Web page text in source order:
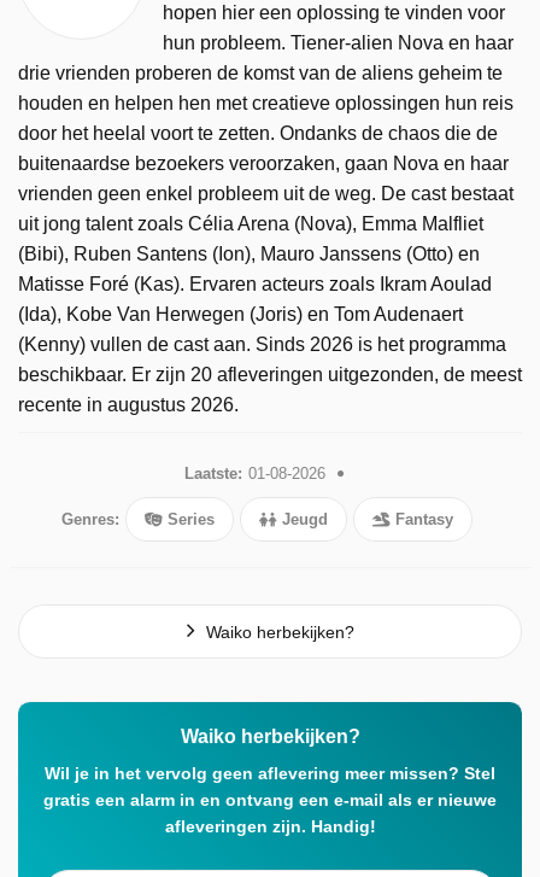
hopen hier een oplossing te vinden voor
hun probleem. Tiener-alien Nova en haar
drie vrienden proberen de komst van de aliens geheim te
houden en helpen hen met creatieve oplossingen hun reis
door het heelal voort te zetten. Ondanks de chaos die de
buitenaardse bezoekers veroorzaken, gaan Nova en haar
vrienden geen enkel probleem uit de weg. De cast bestaat
uit jong talent zoals Célia Arena (Nova), Emma Malfliet
(Bibi), Ruben Santens (Ion), Mauro Janssens (Otto) en
Matisse Foré (Kas). Ervaren acteurs zoals Ikram Aoulad
(Ida), Kobe Van Herwegen (Joris) en Tom Audenaert
(Kenny) vullen de cast aan. Sinds 2026 is het programma
beschikbaar. Er zijn 20 afleveringen uitgezonden, de meest
recente in augustus 2026.
Laatste: 01-08-2026
Genres: Series Jeugd Fantasy
Waiko herbekijken?
Waiko herbekijken?
Wil je in het vervolg geen aflevering meer missen? Stel
gratis een alarm in en ontvang een e-mail als er nieuwe
afleveringen zijn. Handig!